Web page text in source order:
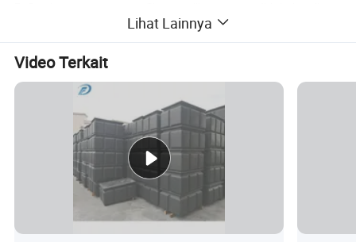
karet dan penutup flap untuk memastikan titian
kontinu tanpa tangga.
Lihat Lainnya
Video Terkait